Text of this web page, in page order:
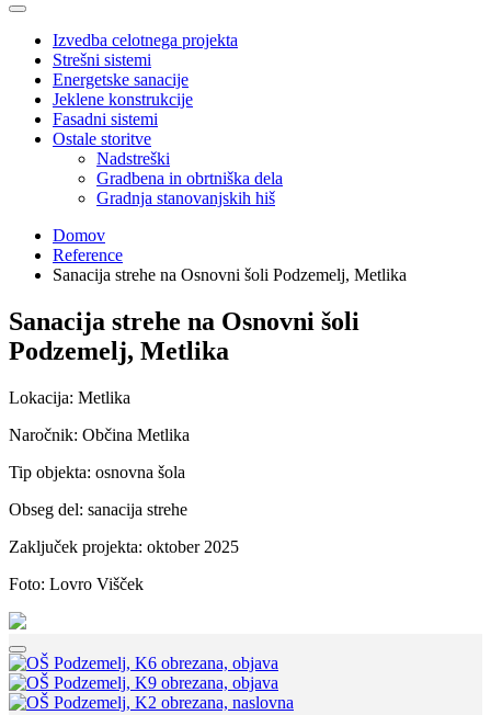
Izvedba celotnega projekta
Strešni sistemi
Energetske sanacije
Jeklene konstrukcije
Fasadni sistemi
Ostale storitve
Nadstreški
Gradbena in obrtniška dela
Gradnja stanovanjskih hiš
Domov
Reference
Sanacija strehe na Osnovni šoli Podzemelj, Metlika
Sanacija strehe na Osnovni šoli
Podzemelj, Metlika
Lokacija: Metlika
Naročnik: Občina Metlika
Tip objekta: osnovna šola
Obseg del: sanacija strehe
Zaključek projekta: oktober 2025
Foto: Lovro Višček